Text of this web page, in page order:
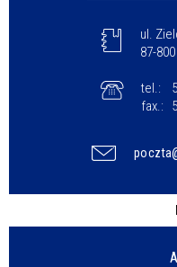
ul.
87-
tel.:
fax.: